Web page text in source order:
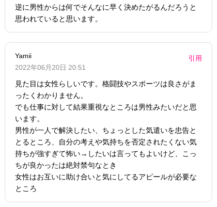
逆に男性からは何でそんなに早く決めたがるんだろうと
思われていると思います。
Yamii
2022年06月20日 20:51
引用
見た目は女性らしいです。格闘技やスポーツは良さがま
ったくわかりません。
でも仕事に対して結果重視なところは男性みたいだと思
います。
男性が一人で解決したい、ちょっとした気遣いを忠告と
とるところ、自分の考えや気持ちを否定されたくない気
持ちが強すぎて怖い→したいは言ってもよいけど、こっ
ちが良かったは絶対禁句なとき
女性はお互いに助け合いと気にしてるアピールが必要な
ところ